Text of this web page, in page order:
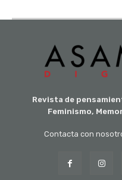
Revista de
Feminismo,
Contacta con